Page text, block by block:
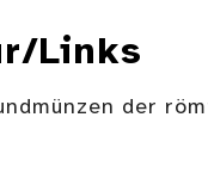
Links
der